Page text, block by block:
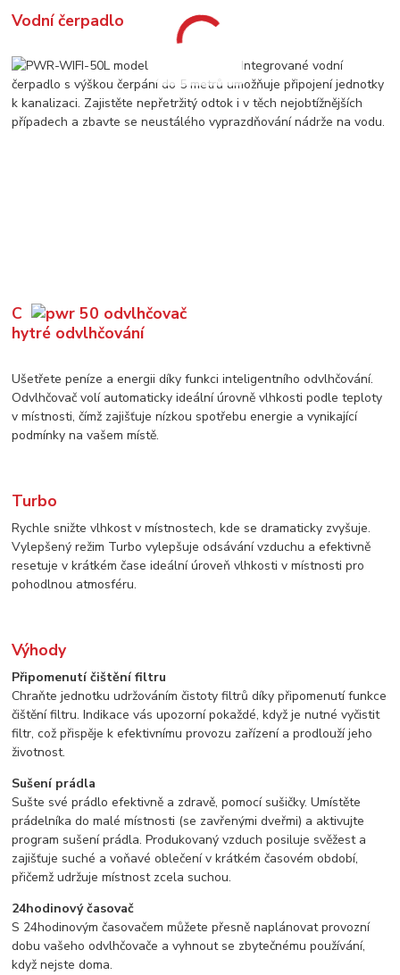
Vodní čerpadlo
Integrované vodní
čerpadlo s výškou čerpání do 5 metrů umožňuje připojení jednotky
k kanalizaci. Zajistěte nepřetržitý odtok i v těch nejobtížnějších
případech a zbavte se neustálého vyprazdňování nádrže na vodu.
C
hytré odvlhčování
Ušetřete peníze a energii díky funkci inteligentního odvlhčování.
Odvlhčovač volí automaticky ideální úrovně vlhkosti podle teploty
v místnosti, čímž zajišťuje nízkou spotřebu energie a vynikající
podmínky na vašem místě.
Turbo
Rychle snižte vlhkost v místnostech, kde se dramaticky zvyšuje.
Vylepšený režim Turbo vylepšuje odsávání vzduchu a efektivně
resetuje v krátkém čase ideální úroveň vlhkosti v místnosti pro
pohodlnou atmosféru.
Výhody
Připomenutí čištění filtru
Chraňte jednotku udržováním čistoty filtrů díky připomenutí funkce
čištění filtru. Indikace vás upozorní pokaždé, když je nutné vyčistit
filtr, což přispěje k efektivnímu provozu zařízení a prodlouží jeho
životnost.
Sušení prádla
Sušte své prádlo efektivně a zdravě, pomocí sušičky. Umístěte
prádelníka do malé místnosti (se zavřenými dveřmi) a aktivujte
program sušení prádla. Produkovaný vzduch posiluje svěžest a
zajišťuje suché a voňavé oblečení v krátkém časovém období,
přičemž udržuje místnost zcela suchou.
24hodinový časovač
S 24hodinovým časovačem můžete přesně naplánovat provozní
dobu vašeho odvlhčovače a vyhnout se zbytečnému používání,
když nejste doma.